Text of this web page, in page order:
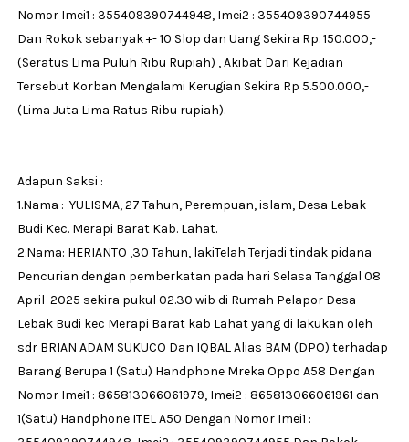
Nomor Imei1 : 355409390744948, Imei2 : 355409390744955
Dan Rokok sebanyak +- 10 Slop dan Uang Sekira Rp. 150.000,-
(Seratus Lima Puluh Ribu Rupiah) , Akibat Dari Kejadian
Tersebut Korban Mengalami Kerugian Sekira Rp 5.500.000,-
(Lima Juta Lima Ratus Ribu rupiah).
Adapun Saksi :
1.Nama : YULISMA, 27 Tahun, Perempuan, islam, Desa Lebak
Budi Kec. Merapi Barat Kab. Lahat.
2.Nama: HERIANTO ,30 Tahun, lakiTelah Terjadi tindak pidana
Pencurian dengan pemberkatan pada hari Selasa Tanggal 08
April 2025 sekira pukul 02.30 wib di Rumah Pelapor Desa
Lebak Budi kec Merapi Barat kab Lahat yang di lakukan oleh
sdr BRIAN ADAM SUKUCO Dan IQBAL Alias BAM (DPO) terhadap
Barang Berupa 1 (Satu) Handphone Mreka Oppo A58 Dengan
Nomor Imei1 : 865813066061979, Imei2 : 865813066061961 dan
1(Satu) Handphone ITEL A50 Dengan Nomor Imei1 :